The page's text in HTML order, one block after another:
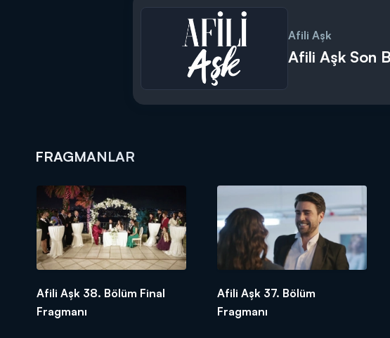
Afili Aşk yeni bölümüyle çarşamba 20.00'de Kanal
----------------------------------------
Afili Aşk 5thEpisode Trailer is now
Jealousy comes between Kerem and Ayşe!
Afili Aşk is on Kanal D with the new episode at
Afili Aşk
Afili Aşk Son
FRAGMANLAR
Afili Aşk 38. Bölüm Final
Fragmanı
Afili Aşk 37. Bölüm
Fragmanı